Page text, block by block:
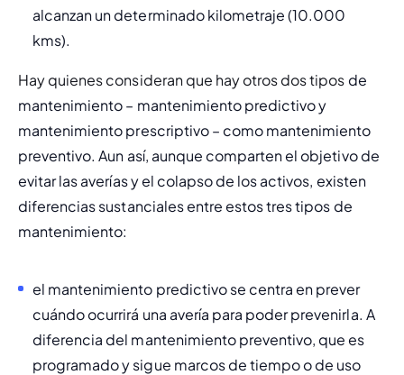
alcanzan un determinado kilometraje (10.000
kms).
Hay quienes consideran que hay otros dos tipos de
mantenimiento – mantenimiento predictivo y
mantenimiento prescriptivo – como mantenimiento
preventivo. Aun así, aunque comparten el objetivo de
evitar las averías y el colapso de los activos, existen
diferencias sustanciales entre estos tres tipos de
mantenimiento:
el mantenimiento predictivo se centra en prever
cuándo ocurrirá una avería para poder prevenirla. A
diferencia del mantenimiento preventivo, que es
programado y sigue marcos de tiempo o de uso